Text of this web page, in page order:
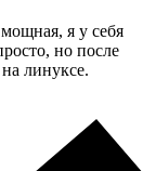
я у себя
но после
линуксе.